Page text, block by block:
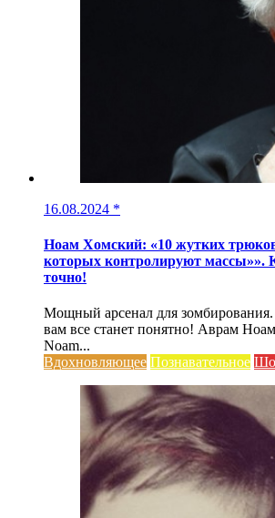
16.08.2024 *
Ноам Хомский: «10 жутких
которых контролируют массы»».
точно!
Мощный арсенал для
вам все станет понятно! Аврам
Noam...
Вдохновляющее Познавательное